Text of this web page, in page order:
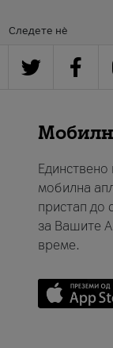
Следете нè
Единствено
мобилна
пристап до
за Вашите
време.